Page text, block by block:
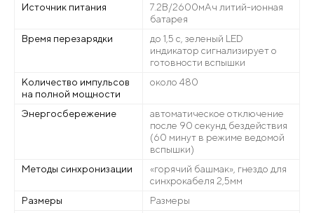
Источник питания
7.2В/2600мАч литий-ионная
батарея
Время перезарядки
до 1,5 с, зеленый LED
индикатор сигнализирует о
готовности вспышки
Количество импульсов
на полной мощности
около 480
Энергосбережение
автоматическое отключение
после 90 секунд бездействия
(60 минут в режиме ведомой
вспышки)
Методы синхронизации
«горячий башмак», гнездо для
синхрокабеля 2,5мм
Размеры
Размеры